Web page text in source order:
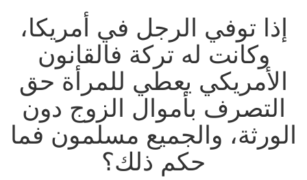
إذا توفي الرجل في أمريكا،
وكانت له تركة فالقانون
الأمريكي يعطي للمرأة حق
التصرف بأموال الزوج دون
الورثة، والجميع مسلمون فما
حكم ذلك؟